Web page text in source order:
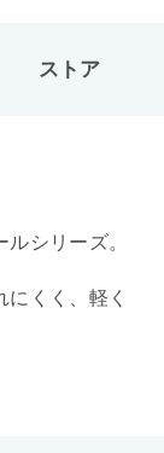
ストア
シリーズ。
くく、軽く